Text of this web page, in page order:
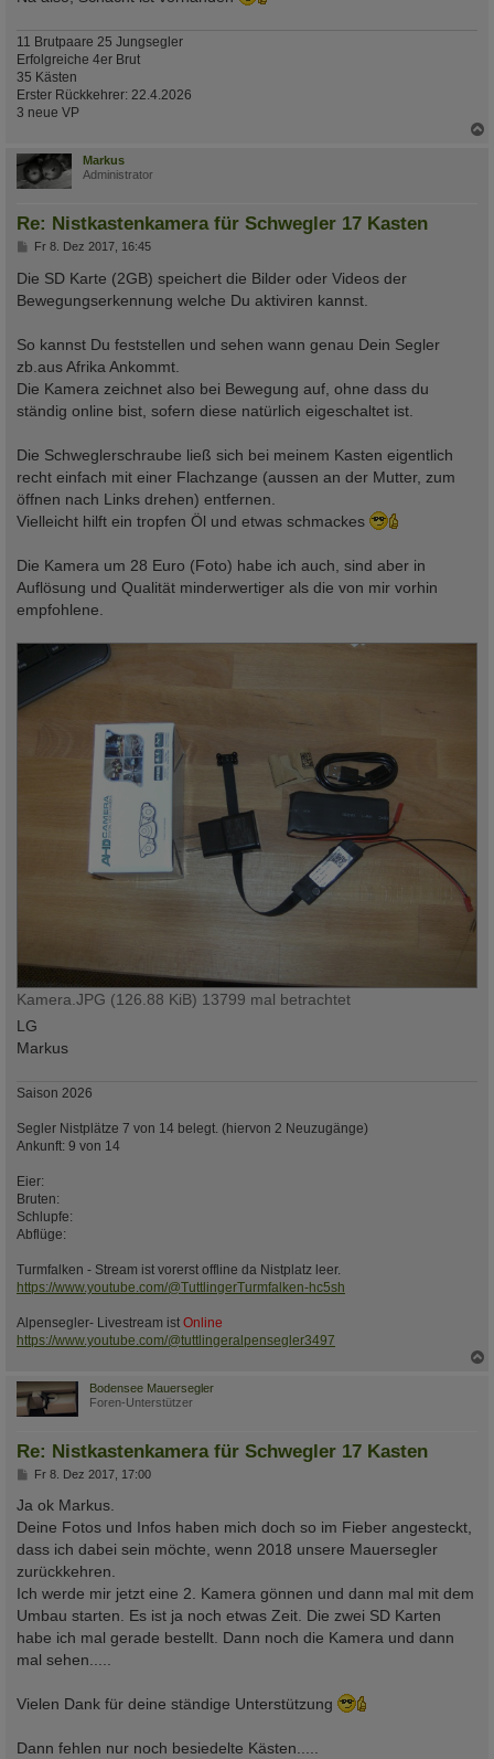
11 Brutpaare 25 Jungsegler
Erfolgreiche 4er Brut
35 Kästen
Erster Rückkehrer: 22.4.2026
3 neue VP
Markus
Administrator
Re: Nistkastenkamera für Schwegler 17 Kasten
B
i
t
r
Fr 8. Dez 2017, 16:45
Die SD Karte (2GB) speichert die Bilder oder Videos der
Bewegungserkennung welche Du aktiviren kannst.
So kannst Du feststellen und sehen wann genau Dein Segler
zb.aus Afrika Ankommt.
Die Kamera zeichnet also bei Bewegung auf, ohne dass du
ständig online bist, sofern diese natürlich eigeschaltet ist.
Die Schweglerschraube ließ sich bei meinem Kasten eigentlich
recht einfach mit einer Flachzange (aussen an der Mutter, zum
öffnen nach Links drehen) entfernen.
Vielleicht hilft ein tropfen Öl und etwas schmackes
Die Kamera um 28 Euro (Foto) habe ich auch, sind aber in
Auflösung und Qualität minderwertiger als die von mir vorhin
empfohlene.
Kamera.JPG (126.88 KiB) 13799 mal betrachtet
LG
Markus
Saison 2026
Segler Nistplätze 7 von 14 belegt. (hiervon 2 Neuzugänge)
Ankunft: 9 von 14
Eier:
Bruten:
Schlupfe:
Abflüge:
Turmfalken - Stream ist vorerst offline da Nistplatz leer.
https://www.youtube.com/@TuttlingerTurmfalken-hc5sh
Alpensegler- Livestream ist Online
https://www.youtube.com/@tuttlingeralpensegler3497
Bodensee Mauersegler
Foren-Unterstützer
Re: Nistkastenkamera für Schwegler 17 Kasten
B
i
r
a
g
Fr 8. Dez 2017, 17:00
Ja ok Markus.
Deine Fotos und Infos haben mich doch so im Fieber angesteckt,
dass ich dabei sein möchte, wenn 2018 unsere Mauersegler
zurückkehren.
Ich werde mir jetzt eine 2. Kamera gönnen und dann mal mit dem
Umbau starten. Es ist ja noch etwas Zeit. Die zwei SD Karten
habe ich mal gerade bestellt. Dann noch die Kamera und dann
mal sehen.....
Vielen Dank für deine ständige Unterstützung
Dann fehlen nur noch besiedelte Kästen.....